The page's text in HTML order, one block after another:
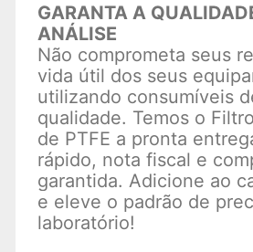
GARANTA A
ANÁLISE
Não comprometa seus
vida útil dos seus
utilizando consumíveis
qualidade. Temos o
de PTFE a pronta
rápido, nota fiscal e
garantida. Adicione ao
e eleve o padrão de
laboratório!